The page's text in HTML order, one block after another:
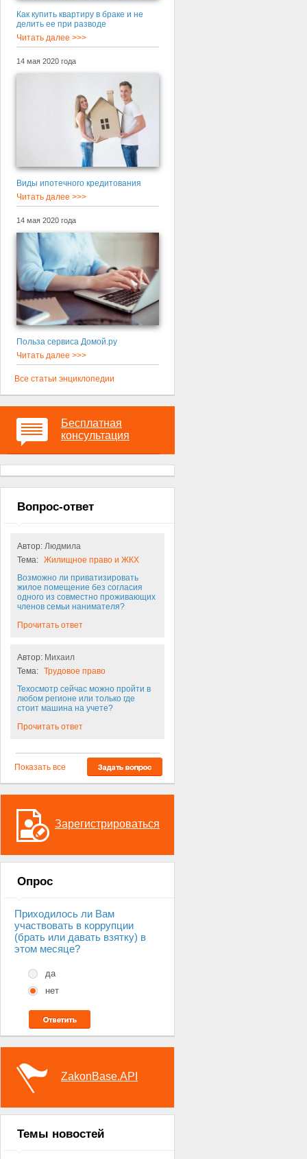
Как купить квартиру в браке и не
делить ее при разводе
Читать далее >>>
14 мая 2020 года
Виды ипотечного кредитования
Читать далее >>>
14 мая 2020 года
Польза сервиса Домой.ру
Читать далее >>>
Все статьи энциклопедии
Бесплатная
консультация
Вопрос-ответ
Автор: Людмила
Тема: Жилищное право и ЖКХ
Возможно ли приватизировать
жилое помещение без согласия
одного из совместно проживающих
членов семьи нанимателя?
Прочитать ответ
Автор: Михаил
Тема: Трудовое право
Техосмотр сейчас можно пройти в
любом регионе или только где
стоит машина на учете?
Прочитать ответ
Показать все
Зарегистрироваться
Опрос
Приходилось ли Вам
участвовать в коррупции
(брать или давать взятку) в
этом месяце?
да
нет
ZakonBase.API
Темы новостей